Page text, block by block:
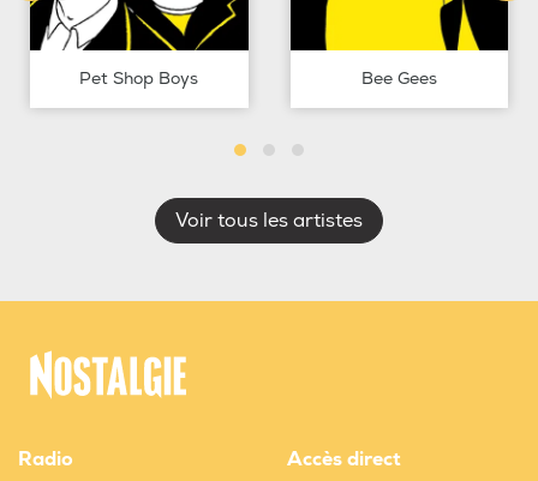
Pet Shop Boys Bee Gees
Voir tous les artistes
Radio Accès direct